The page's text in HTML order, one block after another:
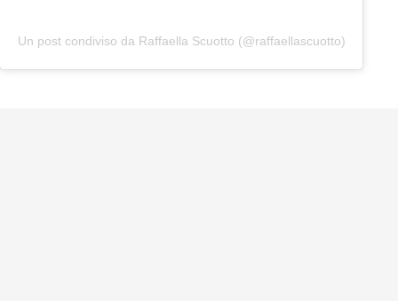
Un post condiviso da Raffaella Scuotto (@raffaellascuotto)